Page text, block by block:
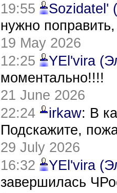
19:55
Sozidatel'
нужно
19 May 2026
12:25
YEl'vira
моментально!!!!
21 June 2026
22:24
irkaw: В
Подскажите,
29 July 2026
16:32
YEl'vira
завершилась